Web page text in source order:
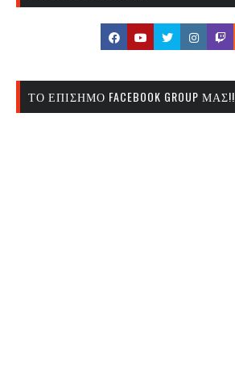
ΤΟ ΕΠΊΣΗΜΟ FACEBOOK GROUP ΜΑΣ!!